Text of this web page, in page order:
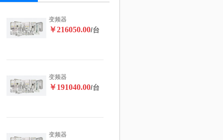
变频器
￥216050.00/台
变频器
￥191040.00/台
变频器